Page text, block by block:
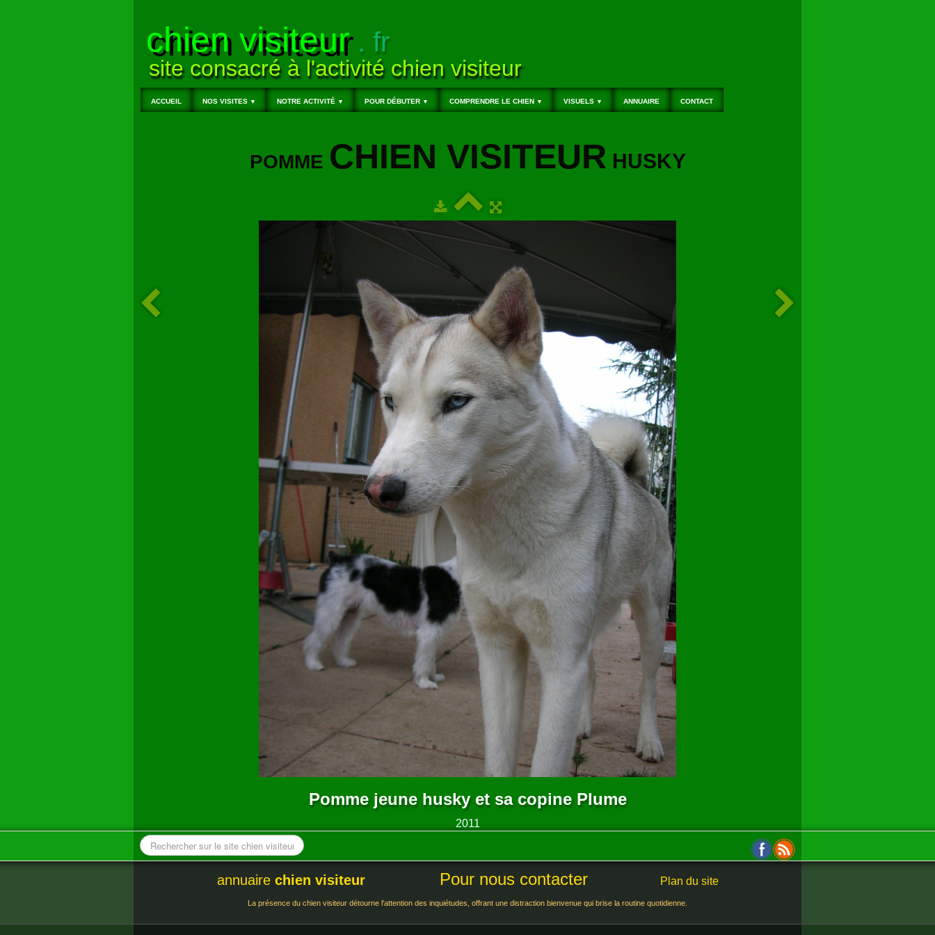
chien visiteur. fr
site consacré à l'activité chien visiteur
ACCUEIL NOS VISITES ▼ NOTRE ACTIVITÉ ▼ POUR DÉBUTER ▼ COMPRENDRE LE CHIEN ▼ VISUELS ▼ ANNUAIRE CONTACT
POMME CHIEN VISITEUR HUSKY
Pomme jeune husky et sa copine Plume
2011
annuaire chien visiteur Pour nous contacter Plan du site
La présence du chien visiteur détourne l'attention des inquiétudes, offrant une distraction bienvenue qui brise la routine quotidienne.